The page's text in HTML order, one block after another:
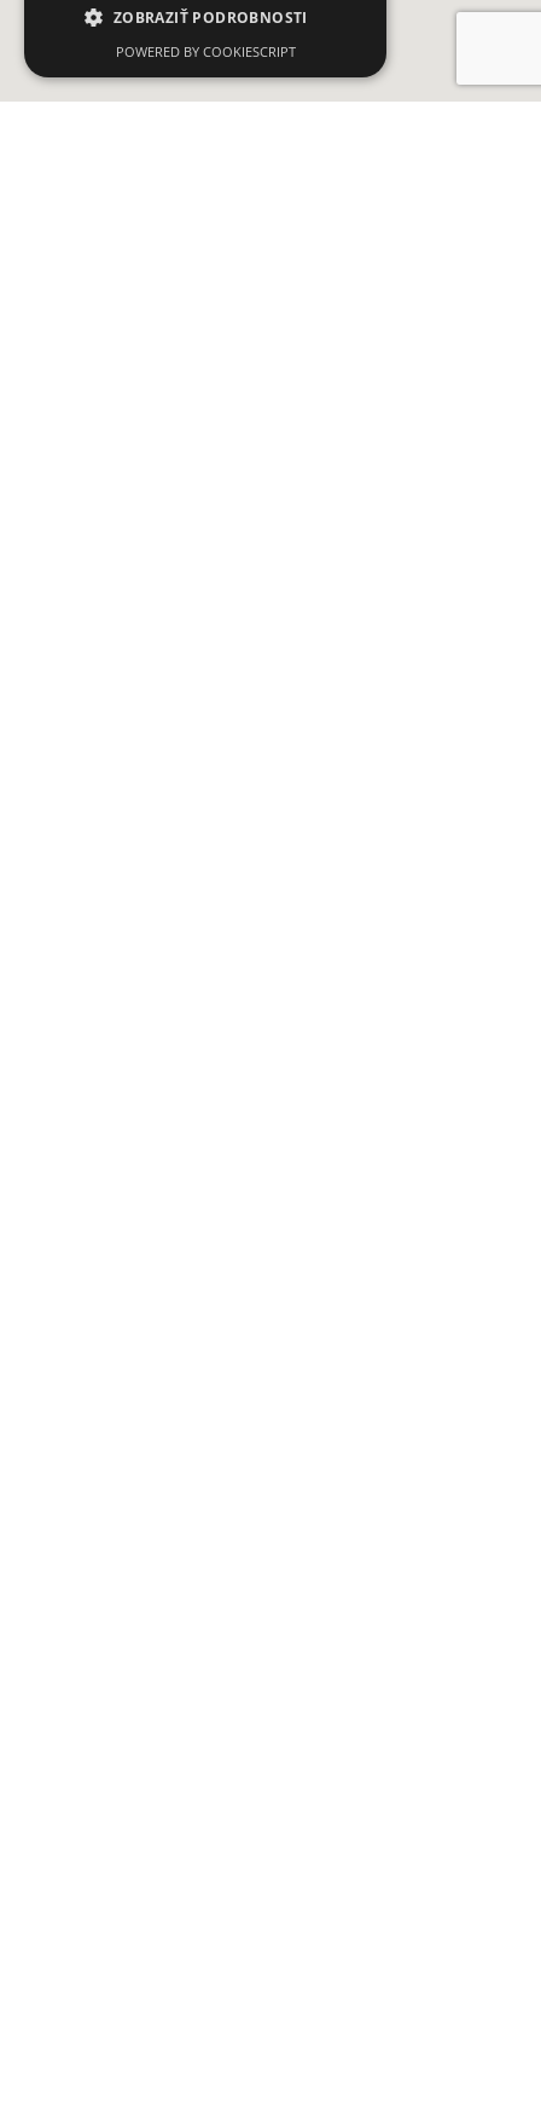
ZOBRAZIŤ PODROBNOSTI
POWERED BY COOKIESCRIPT